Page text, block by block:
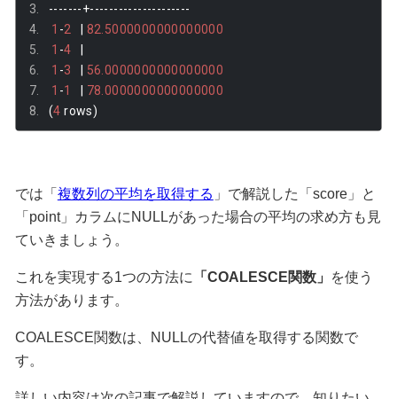
-------+---------------------
1 -2
82.5000000000000000
1 -4
1 -3
56.0000000000000000
1 -1
78.0000000000000000
(4 rows)
では「 複数列の平均を取得する 」で解説した「score」と
「point」カラムにNULLがあった場合の平均の求め方も見
ていきましょう。
これを実現する1つの方法に 「COALESCE関数」
を使う
方法があります。
COALESCE関数は、NULLの代替値を取得する関数で
す。